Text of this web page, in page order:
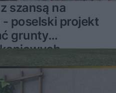
szansą na
poselski projekt
grunty